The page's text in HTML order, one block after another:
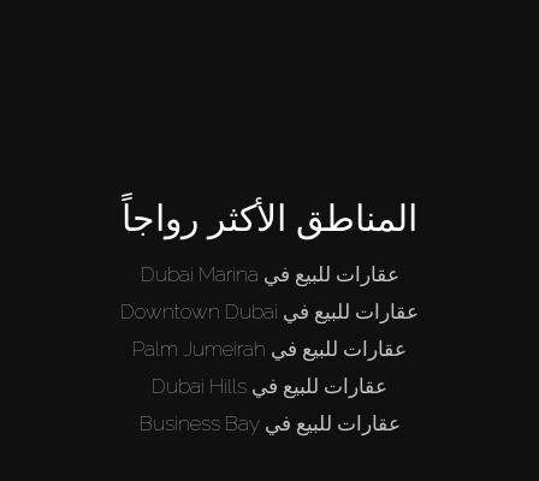
المناطق الأكثر رواجاً
عقارات للبيع في Dubai Marina
عقارات للبيع في Downtown Dubai
عقارات للبيع في Palm Jumeirah
عقارات للبيع في Dubai Hills
عقارات للبيع في Business Bay